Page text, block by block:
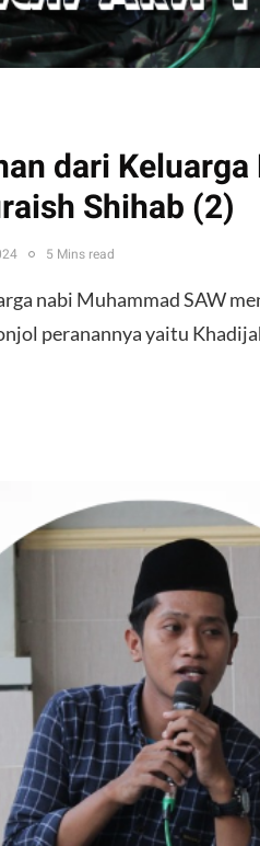
dari
Shihab (2)
5 Mins read
nabi Muhammad SAW
peranannya yaitu